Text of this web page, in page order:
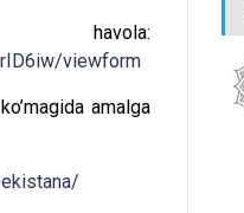
viewform
amalga